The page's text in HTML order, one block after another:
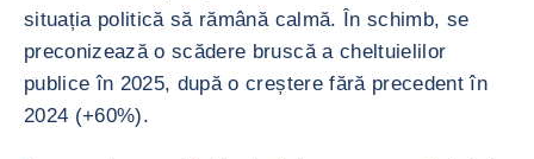
situația politică să rămână calmă. În schimb, se
preconizează o scădere bruscă a cheltuielilor
publice în 2025, după o creștere fără precedent în
2024 (+60%).